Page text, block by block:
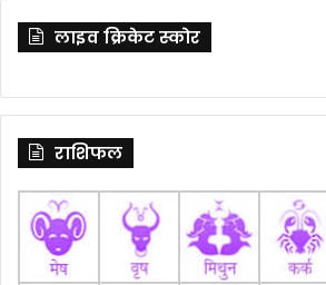
लाइव क्रिकेट स्कोर
राशिफल